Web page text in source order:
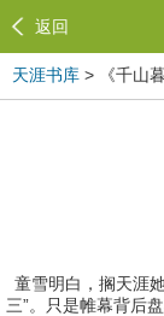
返回
天涯书库 > 《千山暮
童雪明白，搁天涯
三”。只是帷幕背后